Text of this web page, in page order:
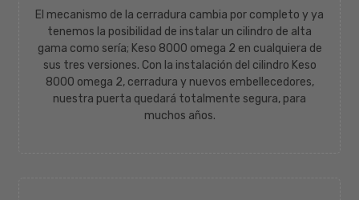
El mecanismo de la cerradura cambia por completo y ya
tenemos la posibilidad de instalar un cilindro de alta
gama como sería; Keso 8000 omega 2 en cualquiera de
sus tres versiones. Con la instalación del cilindro Keso
8000 omega 2, cerradura y nuevos embellecedores,
nuestra puerta quedará totalmente segura, para
muchos años.